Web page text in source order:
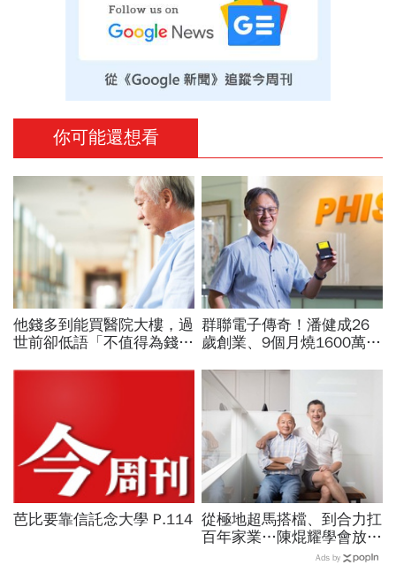
你可能還想看
他錢多到能買醫院大樓，過
世前卻低語「不值得為錢犧
群聯電子傳奇！潘健成26
歲創業、9個月燒1600萬
上櫃股王，隨身碟小公司如
何做到？
芭比要靠信託念大學 P.114 從極地超馬搭檔、到合力扛
百年家業…陳焜耀學會放
手、陳彥誠拼出第二成長曲
Ads by